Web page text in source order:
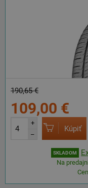
190,65 €
109,00 €
+
–
Kúpiť
SKLADOM
Na